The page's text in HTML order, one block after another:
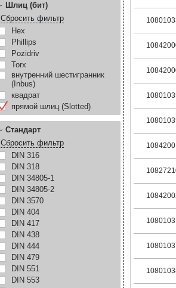
Шлиц (бит)
Сбросить фильтр
Hex
Phillips
Pozidriv
Torx
внутренний шестигранник
(Inbus)
квадрат
прямой шлиц (Slotted)
Стандарт
Сбросить фильтр
DIN 316
DIN 318
DIN 34805-1
DIN 34805-2
DIN 3570
DIN 404
DIN 417
DIN 438
DIN 444
DIN 479
DIN 551
DIN 553